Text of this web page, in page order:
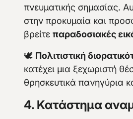
πνευματικής σημασίας.
στην προκυμαία και
βρείτε παραδοσιακές
🕊️ Πολιτιστική
κατέχει μια ξεχωριστή
θρησκευτικά πανηγύρια
4. Κατάστημα